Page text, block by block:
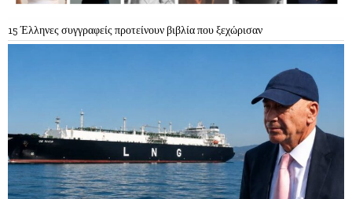
15 Έλληνες συγγραφείς προτείνουν βιβλία που ξεχώρισαν